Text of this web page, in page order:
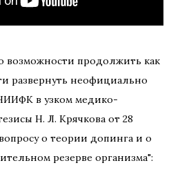
возможности продолжить как
развернуть неофициально
в узком медико-
Н. Л. Крячкова от 28
о теории допинга и о
резерве организма":